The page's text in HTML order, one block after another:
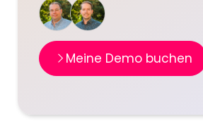
Meine Demo buchen